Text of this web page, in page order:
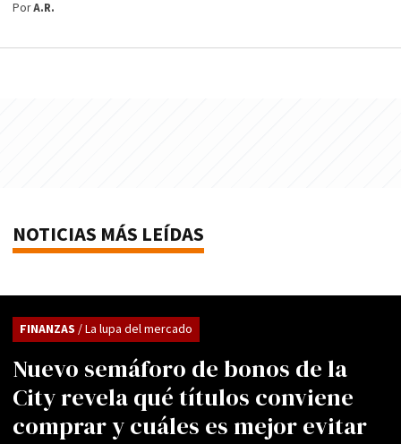
PorA.R.
NOTICIAS MÁS LEÍDAS
Nuevo semáforo de bonos de la
City revela qué títulos conviene
comprar y cuáles es mejor evitar
FINANZAS / La lupa del mercado